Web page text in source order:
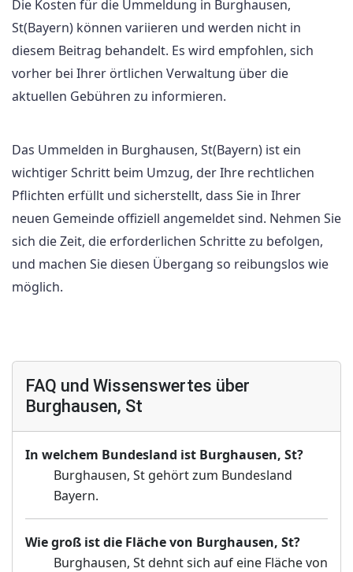
Die Kosten für die Ummeldung in Burghausen,
St(Bayern) können variieren und werden nicht in
diesem Beitrag behandelt. Es wird empfohlen, sich
vorher bei Ihrer örtlichen Verwaltung über die
aktuellen Gebühren zu informieren.
Das Ummelden in Burghausen, St(Bayern) ist ein
wichtiger Schritt beim Umzug, der Ihre rechtlichen
Pflichten erfüllt und sicherstellt, dass Sie in Ihrer
neuen Gemeinde offiziell angemeldet sind. Nehmen Sie
sich die Zeit, die erforderlichen Schritte zu befolgen,
und machen Sie diesen Übergang so reibungslos wie
möglich.
FAQ und Wissenswertes über
Burghausen, St
In welchem Bundesland ist Burghausen, St?
Burghausen, St gehört zum Bundesland
Bayern.
Wie groß ist die Fläche von Burghausen, St?
Burghausen, St dehnt sich auf eine Fläche von